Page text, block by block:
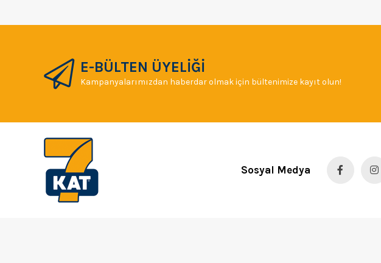
E-BÜLTEN ÜYELİĞİ
Kampanyalarımızdan haberdar olmak için bültenimize kayıt olun!
Sosyal Medya